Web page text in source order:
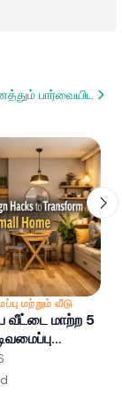
பார்வையிட
மற்றும் வீடு
வீட்டை மாற்ற 5